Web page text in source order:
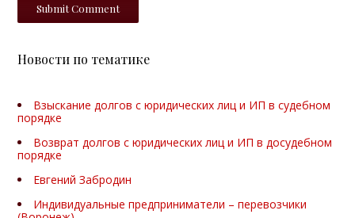
Новости по тематике
Взыскание долгов с юридических лиц и ИП в судебном
порядке
Возврат долгов с юридических лиц и ИП в досудебном
порядке
Евгений Забродин
Индивидуальные предприниматели – перевозчики